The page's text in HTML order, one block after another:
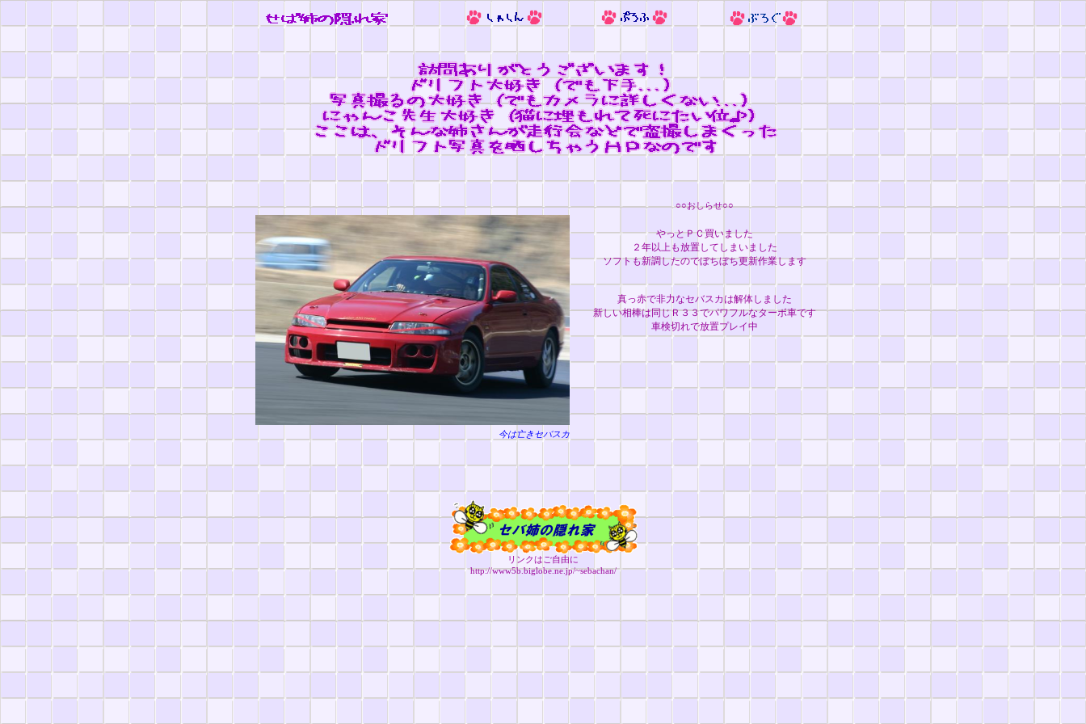
○○おしらせ○○
やっとＰＣ買いました
２年以上も放置してしまいました
ソフトも新調したのでぼちぼち更新作業します
真っ赤で非力なセバスカは解体しました
新しい相棒は同じＲ３３でパワフルなターボ車です
車検切れで放置プレイ中
今は亡きセバスカ
リンクはご自由に
http://www5b.biglobe.ne.jp/~sebachan/